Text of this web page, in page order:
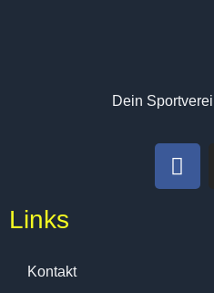
Dein
Links
Kontakt